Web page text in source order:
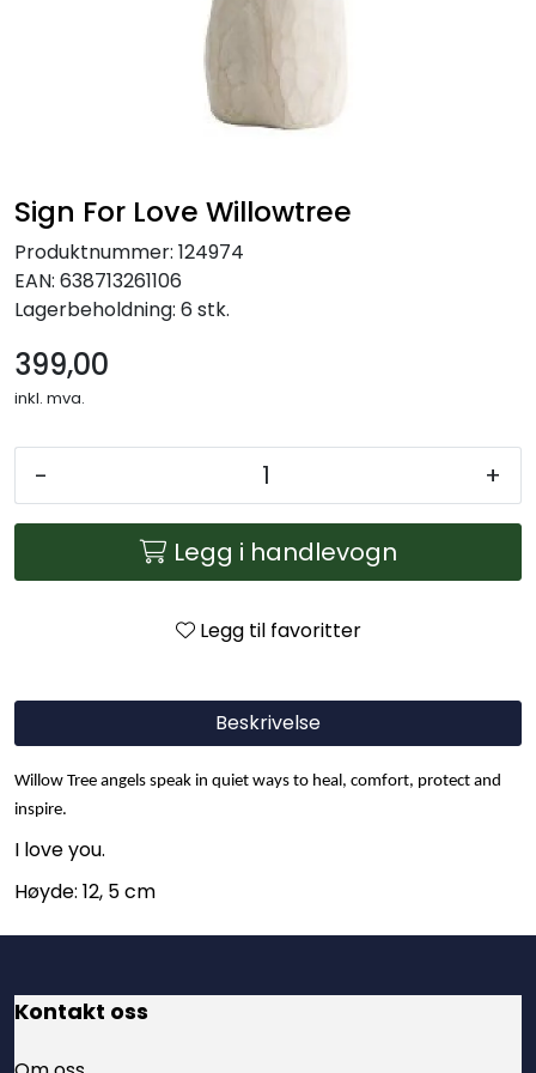
Sign For Love Willowtree
Produktnummer: 124974
EAN: 638713261106
Lagerbeholdning: 6 stk.
399,00
inkl. mva.
- +
Legg i handlevogn
Legg til favoritter
Beskrivelse
Willow Tree angels speak in quiet ways to heal, comfort, protect and
inspire.
I love you.
Høyde: 12, 5 cm
Kontakt oss
Julekrybber – Tradisjon og Magi